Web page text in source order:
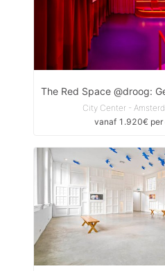
City Center -
vanaf 1.920€ per